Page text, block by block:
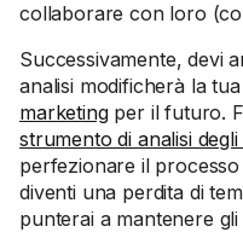
collaborare con loro
Successivamente, devi
analisi modificherà la tua
marketingper il futuro.
strumento di analisi
perfezionare il
diventi una perdita di
punterai a mantenere